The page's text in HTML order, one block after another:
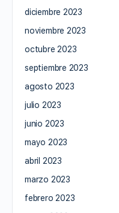
diciembre 2023
noviembre 2023
octubre 2023
septiembre 2023
agosto 2023
julio 2023
junio 2023
mayo 2023
abril 2023
marzo 2023
febrero 2023